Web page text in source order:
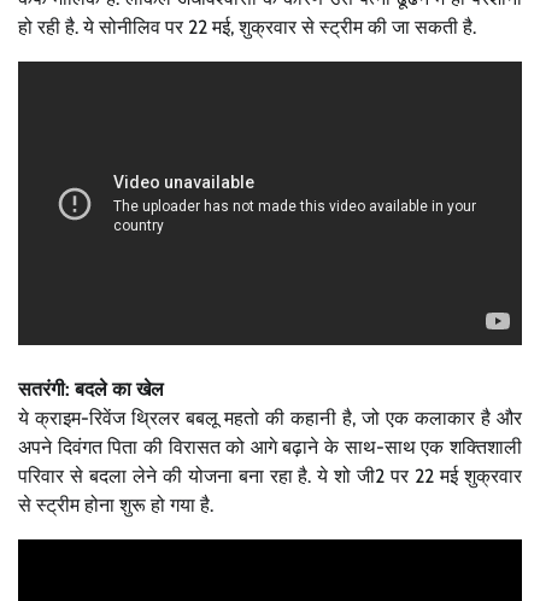
हो रही है. ये सोनीलिव पर 22 मई, शुक्रवार से स्ट्रीम की जा सकती है.
सतरंगी: बदले का खेल
ये क्राइम-रिवेंज थ्रिलर बबलू महतो की कहानी है, जो एक कलाकार है और
अपने दिवंगत पिता की विरासत को आगे बढ़ाने के साथ-साथ एक शक्तिशाली
परिवार से बदला लेने की योजना बना रहा है. ये शो जी2 पर 22 मई शुक्रवार
से स्ट्रीम होना शुरू हो गया है.